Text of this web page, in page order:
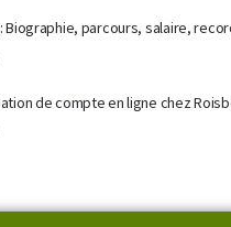
Biographie, parcours, salaire,
de compte en ligne chez